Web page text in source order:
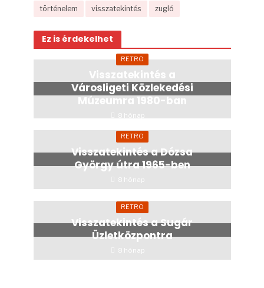
történelem visszatekintés zugló
Ez is érdekelhet
RETRO
Visszatekintés a
Városligeti Közlekedési
Múzeumra 1980-ban
8 hónap
RETRO
Visszatekintés a Dózsa
György útra 1965-ben
8 hónap
RETRO
Visszatekintés a Sugár
Üzletközpontra
8 hónap